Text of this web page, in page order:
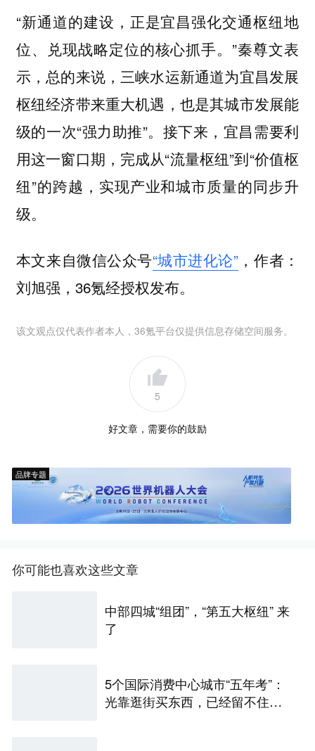
“新通道的建设，正是宜昌强化交通枢纽地
位、兑现战略定位的核心抓手。”秦尊文表
示，总的来说，三峡水运新通道为宜昌发展
枢纽经济带来重大机遇，也是其城市发展能
级的一次“强力助推”。接下来，宜昌需要利
用这一窗口期，完成从“流量枢纽”到“价值枢
纽”的跨越，实现产业和城市质量的同步升
级。
本文来自微信公众号“城市进化论”，作者：
刘旭强，36氪经授权发布。
该文观点仅代表作者本人，36氪平台仅提供信息存储空间服务。
5
好文章，需要你的鼓励
品牌专题
你可能也喜欢这些文章
中部四城“组团”，“第五大枢纽” 来
了
5个国际消费中心城市“五年考”：
光靠逛街买东西，已经留不住年